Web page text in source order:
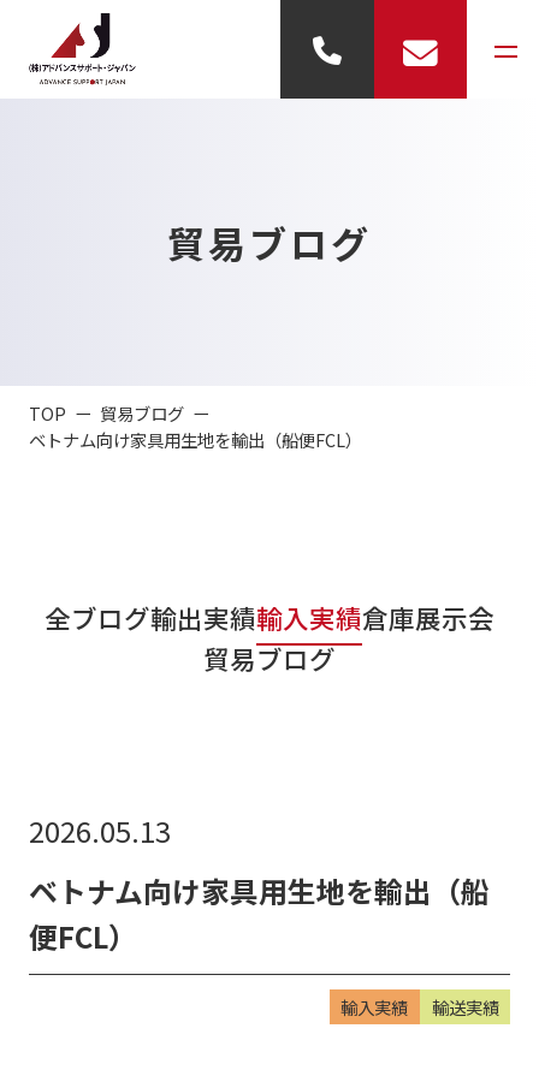
- 輸出代行
- 展示業務
お知らせ
貿易ブログ
TOP
貿易ブログ
ベトナム向け家具用生地を輸出（船便FCL）
全ブログ輸出実績輸入実績倉庫展示会
貿易ブログ
2026.05.13
ベトナム向け家具用生地を輸出（船
便FCL）
輸入実績 輸送実績